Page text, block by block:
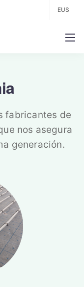
EUS
fabricantes de
nos asegura
generación.